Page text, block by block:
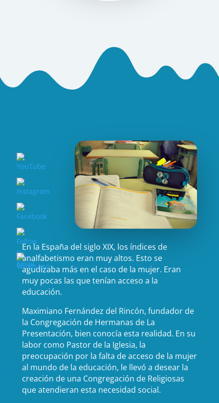
En la España del siglo XIX, los índices de
analfabetismo eran muy altos. Esto se
agudizaba más en el caso de la mujer. Eran
muy pocas las que tenían acceso a la
educación.
Maximiano Fernández del Rincón, fundador de
la Congregación de Hermanas de La
Presentación, bien conocía esta realidad. En su
labor como Pastor de la Iglesia, la
preocupación por la falta de acceso de la mujer
al mundo de la educación, le llevó a desear la
creación de una Congregación de Religiosas
que atendieran esta necesidad social.